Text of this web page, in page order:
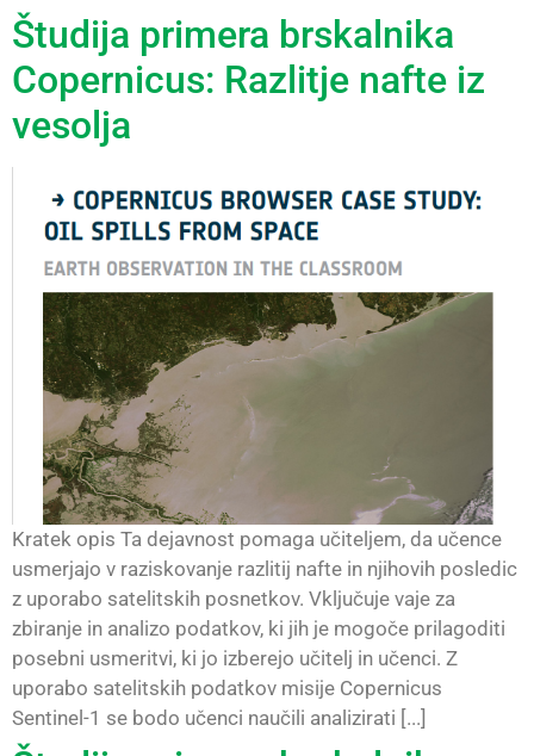
Študija primera brskalnika
Copernicus: Razlitje nafte iz
vesolja
Kratek opis Ta dejavnost pomaga učiteljem, da učence
usmerjajo v raziskovanje razlitij nafte in njihovih posledic
z uporabo satelitskih posnetkov. Vključuje vaje za
zbiranje in analizo podatkov, ki jih je mogoče prilagoditi
posebni usmeritvi, ki jo izberejo učitelj in učenci. Z
uporabo satelitskih podatkov misije Copernicus
Sentinel-1 se bodo učenci naučili analizirati [...]